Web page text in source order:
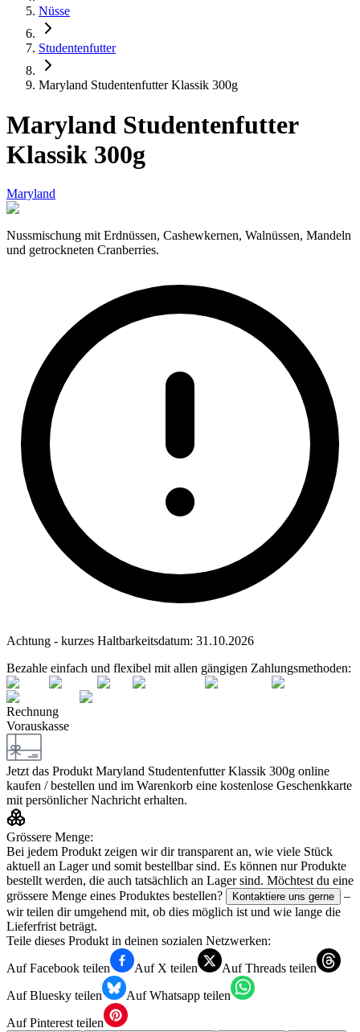
Nüsse
Studentenfutter
Maryland Studentenfutter Klassik 300g
Maryland Studentenfutter
Klassik 300g
Maryland
Nussmischung mit Erdnüssen, Cashewkernen, Walnüssen, Mandeln
und getrockneten Cranberries.
Achtung - kurzes Haltbarkeitsdatum: 31.10.2026
Bezahle einfach und flexibel mit allen gängigen Zahlungsmethoden:
Rechnung
Vorauskasse
Jetzt das Produkt Maryland Studentenfutter Klassik 300g online
kaufen / bestellen und im Warenkorb eine kostenlose Geschenkkarte
mit persönlicher Nachricht erhalten.
Grössere Menge:
Bei jedem Produkt zeigen wir dir transparent an, wie viele Stück
aktuell an Lager und somit bestellbar sind. Es können nur Produkte
bestellt werden, die auch tatsächlich an Lager sind. Möchtest du eine
grössere Menge eines Produktes bestellen?
Kontaktiere uns gerne
–
wir teilen dir umgehend mit, ob dies möglich ist und wie lange die
Lieferfrist beträgt.
Teile dieses Produkt in deinen sozialen Netzwerken:
Auf Facebook teilen
Auf X teilen
Auf Threads teilen
Auf Bluesky teilen
Auf Whatsapp teilen
Auf Pinterest teilen